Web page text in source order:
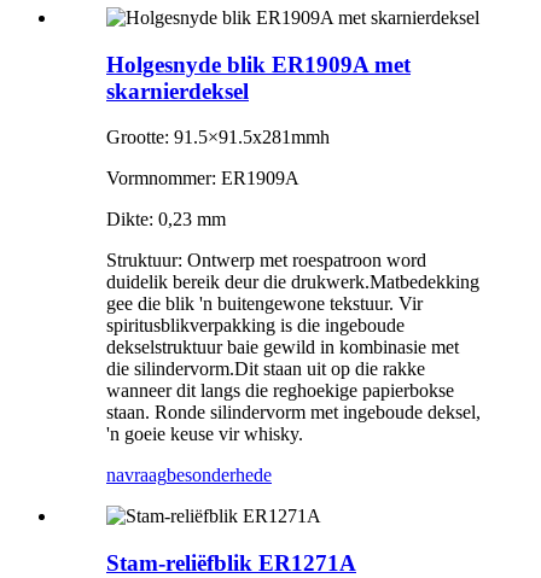
Holgesnyde blik ER1909A met
skarnierdeksel
Grootte: 91.5×91.5x281mmh
Vormnommer: ER1909A
Dikte: 0,23 mm
Struktuur: Ontwerp met roespatroon word
duidelik bereik deur die drukwerk.Matbedekking
gee die blik 'n buitengewone tekstuur. Vir
spiritusblikverpakking is die ingeboude
dekselstruktuur baie gewild in kombinasie met
die silindervorm.Dit staan ​​uit op die rakke
wanneer dit langs die reghoekige papierbokse
staan. Ronde silindervorm met ingeboude deksel,
'n goeie keuse vir whisky.
navraagbesonderhede
Stam-reliëfblik ER1271A